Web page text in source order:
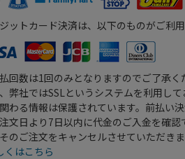
ットカード決済は、以下のものがご利用
回数は1回のみとなりますのでご了承く
弊社ではSSLというシステムを利用し
わる情報は保護されています。前払い
文日より7日以内に代金のご入金を確認
のご注文をキャンセルさせていただきま
くはこちら